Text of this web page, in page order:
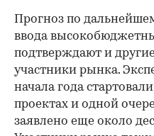
Прогноз по
ввода
подтверждают и
участники рынка.
начала года
проектах и одной
заявлено еще около